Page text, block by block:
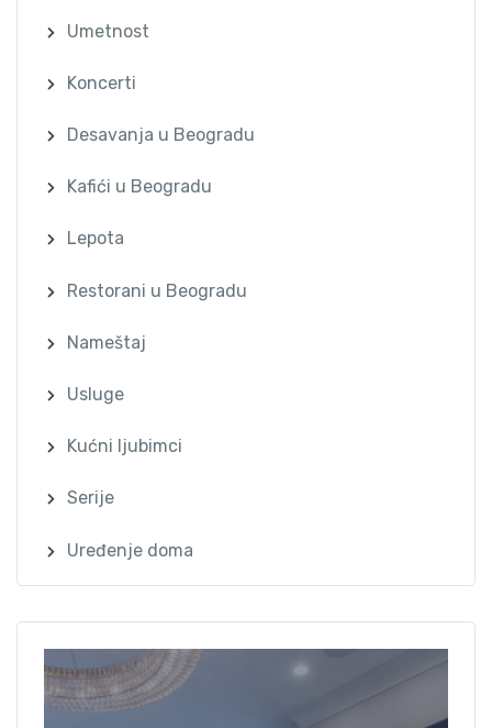
Umetnost
Koncerti
Desavanja u Beogradu
Kafići u Beogradu
Lepota
Restorani u Beogradu
Nameštaj
Usluge
Kućni ljubimci
Serije
Uređenje doma